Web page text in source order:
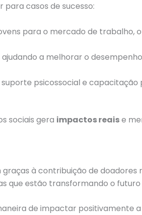
casos de sucesso:
para o mercado de trabalho,
a melhorar o
psicossocial e
sociais gera impactos reaise
à contribuição de doadores
que estão transformando o futuro
de impactar positivamente a